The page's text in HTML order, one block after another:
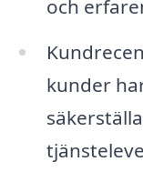
och
kunder